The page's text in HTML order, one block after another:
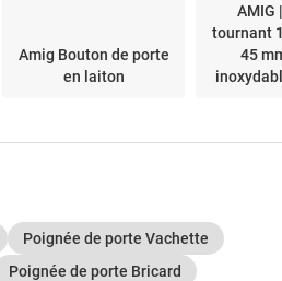
Amig Bouton de porte
en laiton
AMIG
tournant
45
Poignée de porte Vachette
Poignée de porte Bricard